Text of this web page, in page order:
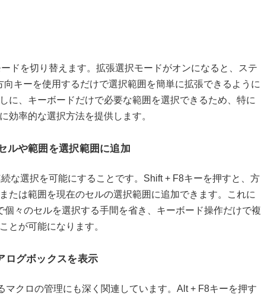
ドを切り替えます。拡張選択モードがオンになると、ステ
キーを使用するだけで選択範囲を簡単に拡張できるように
に、キーボードだけで必要な範囲を選択できるため、特に
効率的な選択方法を提供します。
ルや範囲を選択範囲に追加
な選択を可能にすることです。Shift + F8キーを押すと、方
たは範囲を現在のセルの選択範囲に追加できます。これに
々のセルを選択する手間を省き、キーボード操作だけで複
とが可能になります。
ログボックスを表示
マクロの管理にも深く関連しています。Alt + F8キーを押す